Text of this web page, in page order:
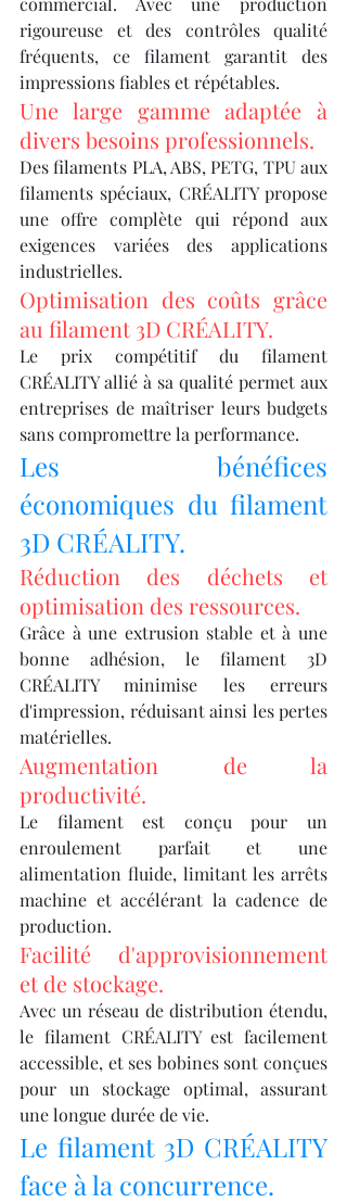
rigoureuse et des contrôles qualité
fréquents, ce filament garantit des
impressions fiables et répétables.
Une large gamme adaptée à
divers besoins professionnels.
Des filaments PLA, ABS, PETG, TPU aux
filaments spéciaux, CRÉALITY propose
une offre complète qui répond aux
exigences variées des applications
industrielles.
Optimisation des coûts grâce
au filament 3D CRÉALITY.
Le prix compétitif du filament
CRÉALITY allié à sa qualité permet aux
entreprises de maîtriser leurs budgets
sans compromettre la performance.
Les bénéfices
économiques du filament
3D CRÉALITY.
Réduction des déchets et
optimisation des ressources.
Grâce à une extrusion stable et à une
bonne adhésion, le filament 3D
CRÉALITY minimise les erreurs
d'impression, réduisant ainsi les pertes
matérielles.
Augmentation de la
productivité.
Le filament est conçu pour un
enroulement parfait et une
alimentation fluide, limitant les arrêts
machine et accélérant la cadence de
production.
Facilité d'approvisionnement
et de stockage.
Avec un réseau de distribution étendu,
le filament CRÉALITY est facilement
accessible, et ses bobines sont conçues
pour un stockage optimal, assurant
une longue durée de vie.
Le filament 3D CRÉALITY
face à la concurrence.